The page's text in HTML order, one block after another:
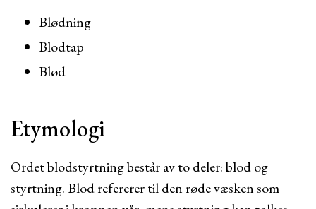
Blødning
Blodtap
Blød
Etymologi
Ordet blodstyrtning består av to deler: blod og
styrtning. Blod refererer til den røde væsken som